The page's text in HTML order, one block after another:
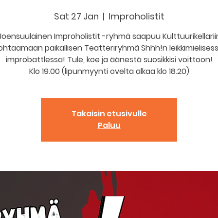
Sat 27 Jan
  |
Improholistit
Improholistit -ryhmä saapuu
paikallisen Teatteriryhmä Shhh!n
improbattlessa! Tule, koe ja äänestä suosikkisi voittoon!
Klo 19.00 (lipunmyynti ovelta alkaa klo 18.20)
Takaisin etusivulle
Paluu